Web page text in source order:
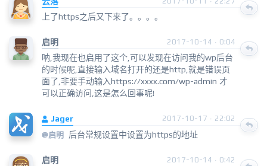
上了https之后又下来了。。。。
启明 2017-10-14 · 0:04
呐,我现在也启用了这个,可以发现在访问我的wp后台
的时候呢,直接输入域名打开的还是http,就是错误页
面了,非要手动输入https://xxxx.com/wp-admin 才
可以正确访问,这是怎么回事呢!
Jager
2017-10-17 · 22:02
@启明
后台常规设置中设置为https的地址
启明 2017-10-14 · 0:42